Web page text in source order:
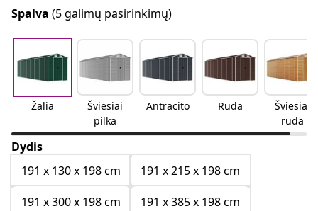
Spalva (5 galimų pasirinkimų)
Žalia
Šviesiai
pilka
Antracito Ruda
Šviesiai
ruda
Dydis
191 x 130 x 198 cm
191 x 215 x 198 cm
191 x 300 x 198 cm
191 x 385 x 198 cm